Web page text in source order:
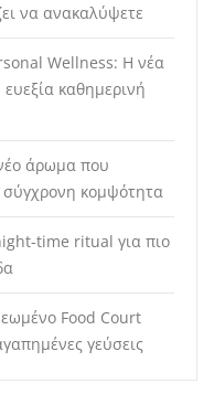
να ανακαλύψετε
Wellness: Η νέα
καθημερινή
άρωμα που
σύγχρονη κομψότητα
time ritual για πιο
Food Court
γεύσεις